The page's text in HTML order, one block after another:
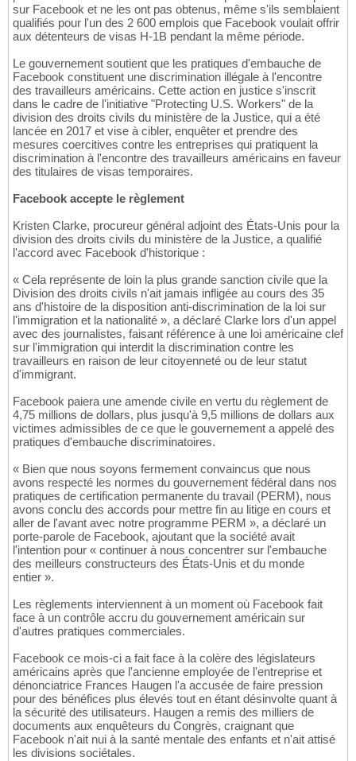
sur Facebook et ne les ont pas obtenus, même s'ils semblaient
qualifiés pour l'un des 2 600 emplois que Facebook voulait offrir
aux détenteurs de visas H-1B pendant la même période.
Le gouvernement soutient que les pratiques d'embauche de
Facebook constituent une discrimination illégale à l'encontre
des travailleurs américains. Cette action en justice s'inscrit
dans le cadre de l'initiative "Protecting U.S. Workers" de la
division des droits civils du ministère de la Justice, qui a été
lancée en 2017 et vise à cibler, enquêter et prendre des
mesures coercitives contre les entreprises qui pratiquent la
discrimination à l'encontre des travailleurs américains en faveur
des titulaires de visas temporaires.
Facebook accepte le règlement
Kristen Clarke, procureur général adjoint des États-Unis pour la
division des droits civils du ministère de la Justice, a qualifié
l'accord avec Facebook d'historique :
« Cela représente de loin la plus grande sanction civile que la
Division des droits civils n'ait jamais infligée au cours des 35
ans d'histoire de la disposition anti-discrimination de la loi sur
l'immigration et la nationalité », a déclaré Clarke lors d'un appel
avec des journalistes, faisant référence à une loi américaine clef
sur l'immigration qui interdit la discrimination contre les
travailleurs en raison de leur citoyenneté ou de leur statut
d'immigrant.
Facebook paiera une amende civile en vertu du règlement de
4,75 millions de dollars, plus jusqu'à 9,5 millions de dollars aux
victimes admissibles de ce que le gouvernement a appelé des
pratiques d'embauche discriminatoires.
« Bien que nous soyons fermement convaincus que nous
avons respecté les normes du gouvernement fédéral dans nos
pratiques de certification permanente du travail (PERM), nous
avons conclu des accords pour mettre fin au litige en cours et
aller de l'avant avec notre programme PERM », a déclaré un
porte-parole de Facebook, ajoutant que la société avait
l'intention pour « continuer à nous concentrer sur l'embauche
des meilleurs constructeurs des États-Unis et du monde
entier ».
Les règlements interviennent à un moment où Facebook fait
face à un contrôle accru du gouvernement américain sur
d'autres pratiques commerciales.
Facebook ce mois-ci a fait face à la colère des législateurs
américains après que l'ancienne employée de l'entreprise et
dénonciatrice Frances Haugen l'a accusée de faire pression
pour des bénéfices plus élevés tout en étant désinvolte quant à
la sécurité des utilisateurs. Haugen a remis des milliers de
documents aux enquêteurs du Congrès, craignant que
Facebook n'ait nui à la santé mentale des enfants et n'ait attisé
les divisions sociétales.